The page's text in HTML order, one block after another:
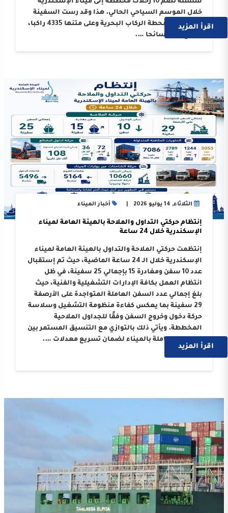
سلسلة تضم 10 رحلات مخططة إلى ميناء الإسكندرية
خلال الموسم السياحي الحالي. هذا وقد رست السفينة
على أرصفة محطة الركاب البحرية وعلى متنها 4335 راكبا،
اقرأ المزيد
الثلاثاء, 14 يوليو 2026 أخبار الميناء
إنتظام حركتي التداول والملاحة بالهيئة العامة لميناء
الإسكندرية خلال 24 ساعة
إنتظمت حركتي الملاحة والتداول بالهيئة العامة لميناء
الإسكندرية خلال الـ 24 ساعة الماضية، حيث تم إستقبال
عدد 10 سفن ومغادرة 15 بإجمالي 25 سفينة، في ظل
انتظام العمل بكافة الإدارات التشغيلية والفنية، حيث
بلغ إجمالي عدد السفن العاملة المتواجدة على الأرصفة
29 سفينة بما يعكس كفاءة منظومة التشغيل وسلاسة
حركة دخول وخروج السفن وفقًا للجداول الملاحية
المخططة. ويأتي ذلك بالتوازي مع التنسيق المستمر بين
الجهات العاملة بالميناء لضمان تسريع معدلات ….
اقرأ المزيد